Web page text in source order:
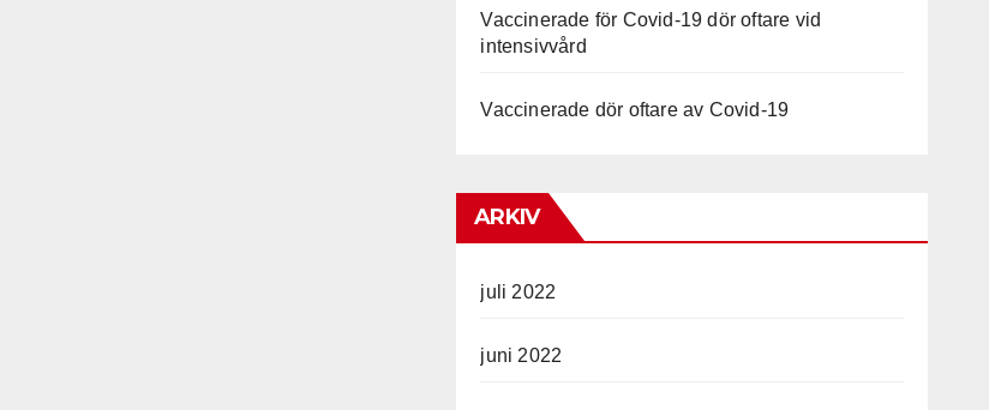
Vaccinerade för Covid-19 dör oftare vid
intensivvård
Vaccinerade dör oftare av Covid-19
ARKIV
juli 2022
juni 2022